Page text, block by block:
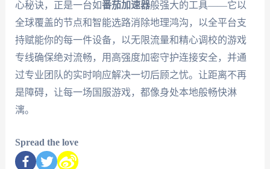
心秘诀，正是一台如番茄加速器般强大的工具——它以
全球覆盖的节点和智能选路消除地理鸿沟，以全平台支
持赋能你的每一件设备，以无限流量和精心调校的游戏
专线确保绝对流畅，用高强度加密守护连接安全，并通
过专业团队的实时响应解决一切后顾之忧。让距离不再
是障碍，让每一场国服游戏，都像身处本地般畅快淋
漓。
Spread the love